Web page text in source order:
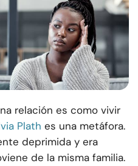
relación es como vivir
Plath es una metáfora.
deprimida y era
de la misma familia.